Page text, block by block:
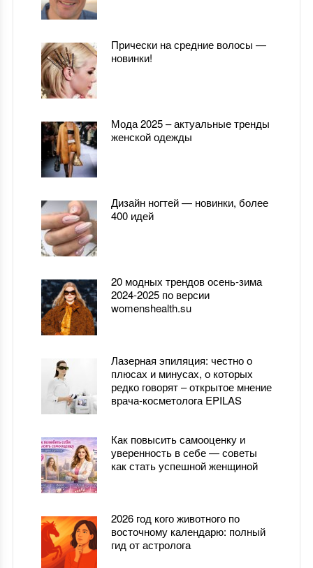
Прически на средние волосы —
новинки!
Мода 2025 – актуальные тренды
женской одежды
Дизайн ногтей — новинки, более
400 идей
20 модных трендов осень-зима
2024-2025 по версии
womenshealth.su
Лазерная эпиляция: честно о
плюсах и минусах, о которых
редко говорят – открытое мнение
врача-косметолога EPILAS
Как повысить самооценку и
уверенность в себе — советы
как стать успешной женщиной
2026 год кого животного по
восточному календарю: полный
гид от астролога